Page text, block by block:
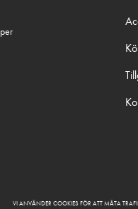
VI ANVÄNDER COOKIES FÖR ATT MÄTA